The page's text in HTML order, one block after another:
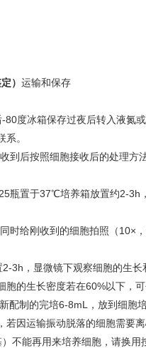
） 运输和保存
80度冰箱保存过夜后转入液氮
。
到后按照细胞接收后的处理方
瓶置于37℃培养箱放置约2-3h
时给刚收到的细胞拍照（10×
3h，显微镜下观察细胞的生
胞的生长密度若在60%以下，
配制的完培6-8mL，放到细胞
因运输振动脱落的细胞需要离
不能再用来培养细胞，请换